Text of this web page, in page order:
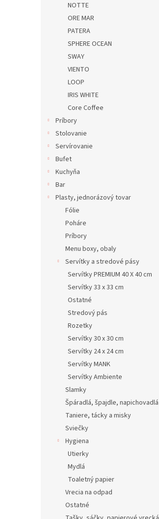
NOTTE
ORE MAR
PATERA
SPHERE OCEAN
SWAY
VIENTO
LOOP
IRIS WHITE
Core Coffee
Príbory
Stolovanie
Servírovanie
Bufet
Kuchyňa
Bar
Plasty, jednorázový tovar
Fólie
Poháre
Príbory
Menu boxy, obaly
Servítky a stredové pásy
Servítky PREMIUM 40 X 40 cm
Servítky 33 x 33 cm
Ostatné
Stredový pás
Rozetky
Servítky 30 x 30 cm
Servítky 24 x 24 cm
Servítky MANK
Servítky Ambiente
Slamky
Špáradlá, špajdle, napichovadlá
Taniere, tácky a misky
Sviečky
Hygiena
Utierky
Mydlá
Toaletný papier
Vrecia na odpad
Ostatné